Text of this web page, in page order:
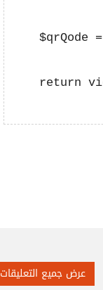
$qrQode =
return
عرض جميع التعليقات